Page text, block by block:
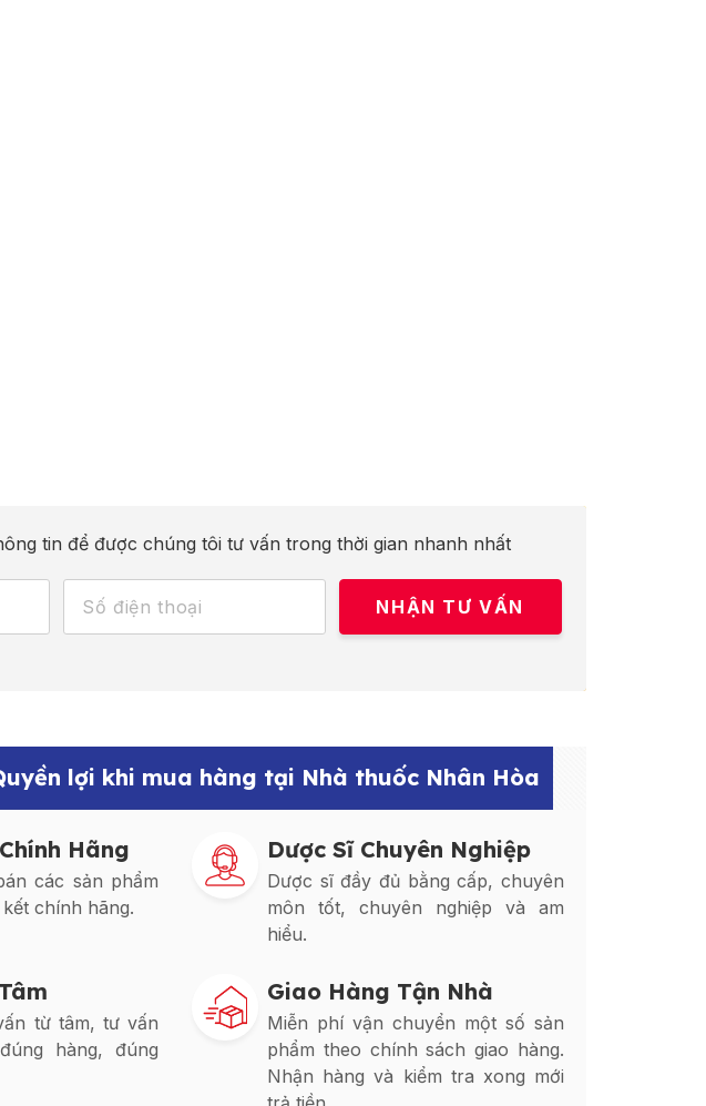
tin để được chúng tôi tư vấn trong thời gian nhanh nhất
lợi khi mua hàng tại Nhà thuốc Nhân Hòa
Hãng
các sản phẩm
chính hãng.
Dược Sĩ Chuyên Nghiệp
Dược sĩ đầy đủ bằng cấp, chuyên
môn tốt, chuyên nghiệp và am
hiểu.
từ tâm, tư vấn
hàng, đúng
Giao Hàng Tận Nhà
Miễn phí vận chuyển một số sản
phẩm theo chính sách giao hàng.
Nhận hàng và kiểm tra xong mới